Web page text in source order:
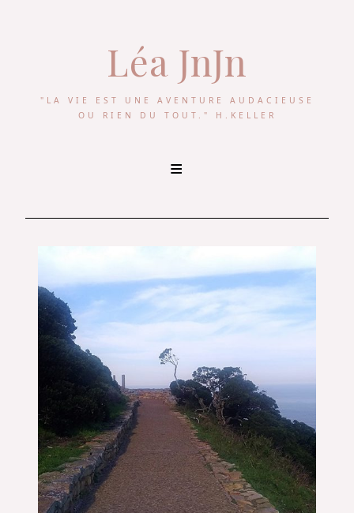
Léa JnJn
"LA VIE EST UNE AVENTURE AUDACIEUSE
OU RIEN DU TOUT." H.KELLER